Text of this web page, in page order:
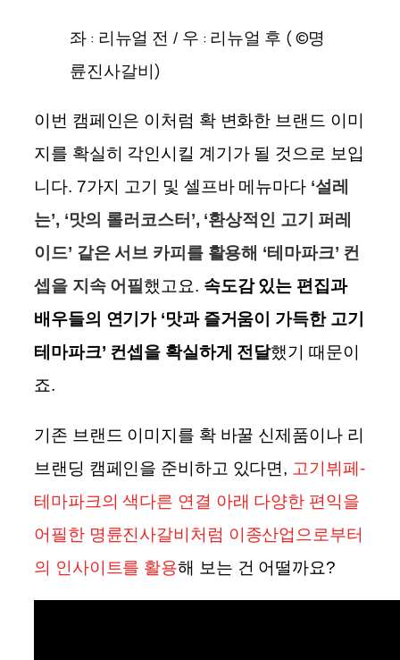
좌 : 리뉴얼 전 / 우 : 리뉴얼 후 ( ©명
륜진사갈비)
이번 캠페인은 이처럼 확 변화한 브랜드 이미
지를 확실히 각인시킬 계기가 될 것으로 보입
니다. 7가지 고기 및 셀프바 메뉴마다 ‘설레
는’, ‘맛의 롤러코스터’, ‘환상적인 고기 퍼레
이드’ 같은 서브 카피를 활용해 ‘테마파크’ 컨
셉을 지속 어필했고요. 속도감 있는 편집과
배우들의 연기가 ‘맛과 즐거움이 가득한 고기
테마파크’ 컨셉을 확실하게 전달했기 때문이
죠.
기존 브랜드 이미지를 확 바꿀 신제품이나 리
브랜딩 캠페인을 준비하고 있다면, 고기뷔페-
테마파크의 색다른 연결 아래 다양한 편익을
어필한 명륜진사갈비처럼 이종산업으로부터
의 인사이트를 활용해 보는 건 어떨까요?